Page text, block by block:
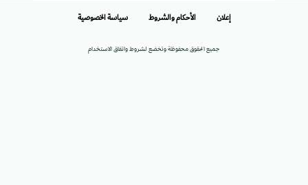
جميع الحقوق محفوظة وتخضع لشروط واتفاق الاستخدام
إعلان الأحكام والشروط سياسة الخصوصية